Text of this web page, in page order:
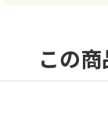
この